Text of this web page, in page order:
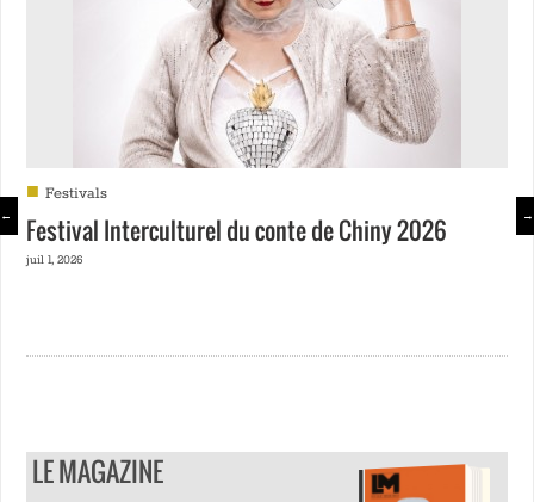
← →
■ Festivals
Festival Interculturel du conte de Chiny 2026
juil 1, 2026
LE MAGAZINE